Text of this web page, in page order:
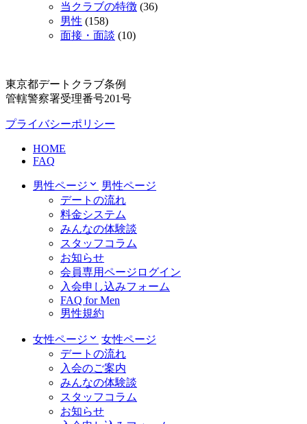
当クラブの特徴 (36)
男性 (158)
面接・面談 (10)
東京都デートクラブ条例
管轄警察署受理番号201号
プライバシーポリシー
HOME
FAQ
男性ページ
男性ページ
デートの流れ
料金システム
みんなの体験談
スタッフコラム
お知らせ
会員専用ページログイン
入会申し込みフォーム
FAQ for Men
男性規約
女性ページ
女性ページ
デートの流れ
入会のご案内
みんなの体験談
スタッフコラム
お知らせ